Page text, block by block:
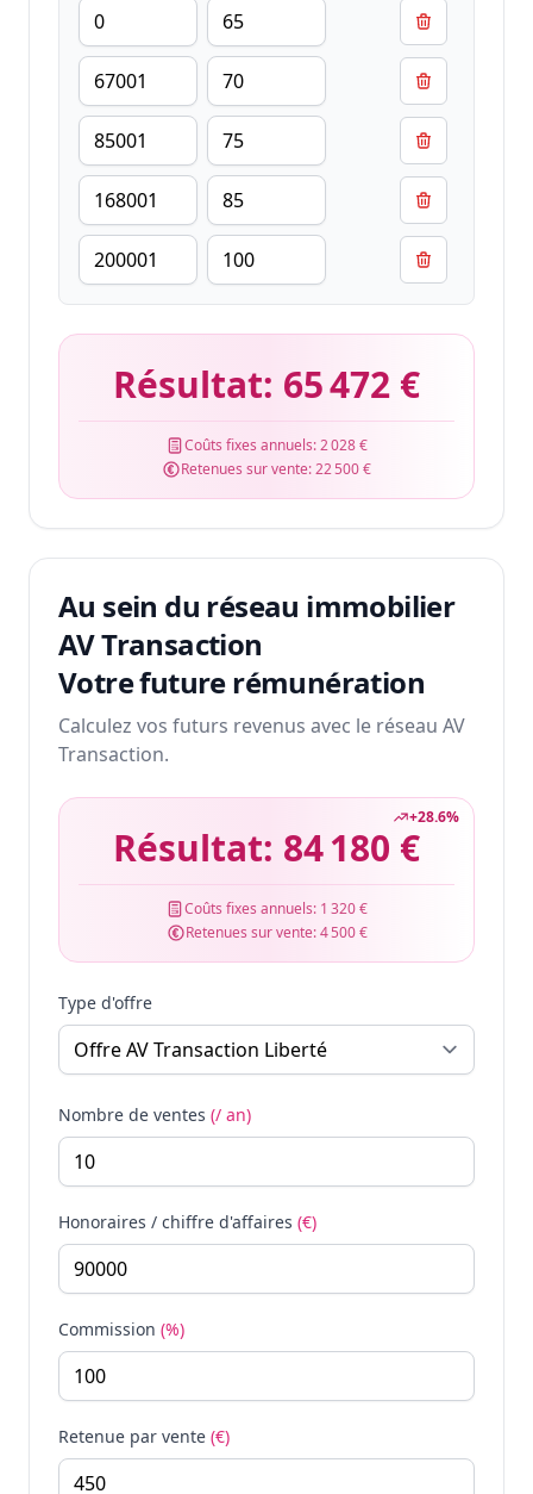
Résultat: 65 472 €
Coûts fixes annuels:2 028 €
Retenues sur vente:22 500 €
Au sein du réseau immobilier
AV Transaction
Votre future rémunération
Calculez vos futurs revenus avec le réseau AV
Transaction.
+28.6%
Résultat: 84 180 €
Coûts fixes annuels: 1 320 €
Retenues sur vente:4 500 €
Type d'offre
Nombre de ventes (/ an)
Honoraires / chiffre d'affaires (€)
Commission (%)
Retenue par vente (€)